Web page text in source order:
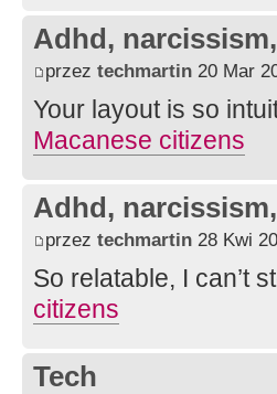
Adhd,
przez techmartin 20 Mar
Your layout is so
Macanese citizens
Adhd,
przez techmartin 28 Kwi
So relatable, I can’t
citizens
Tech